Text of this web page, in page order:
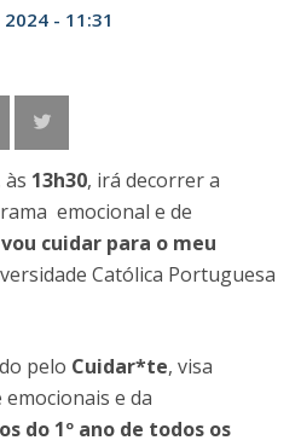
- 11:31
às 13h30, irá decorrer a
emocional e de
cuidar para o meu
Católica Portuguesa
pelo Cuidar*te, visa
e da
do 1º ano de todos os